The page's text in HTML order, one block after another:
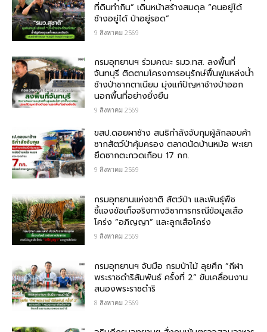
ที่ดินทำกิน” เดินหน้าสร้างสมดุล “คนอยู่ได้
ช้างอยู่ได้ ป่าอยู่รอด”
9 สิงหาคม 2569
กรมอุทยานฯ ร่วมคณะ รมว.ทส. ลงพื้นที่
จันทบุรี ติดตามโครงการอนุรักษ์ฟื้นฟูแหล่งน้ำ
ช้างป่าชากตาเนียม มุ่งแก้ปัญหาช้างป่าออก
นอกพื้นที่อย่างยั่งยืน
9 สิงหาคม 2569
ขสป.ดอยผาช้าง สนธิกำลังจับกุมผู้ลักลอบค้า
ซากสัตว์ป่าคุ้มครอง ตลาดนัดบ้านหม้อ พะเยา
ยึดซากตะกวดเกือบ 17 กก.
9 สิงหาคม 2569
กรมอุทยานแห่งชาติ สัตว์ป่า และพันธุ์พืช​
ชี้แจงข้อเท็จจริงทางวิชาการกรณีข้อมูลเสือ
โคร่ง “อภิญญา” และลูกเสือโคร่ง
9 สิงหาคม 2569
กรมอุทยานฯ จับมือ กรมป่าไม้ ลุยศึก “กีฬา
พระราชดำริสัมพันธ์ ครั้งที่ 2” ขับเคลื่อนงาน
สนองพระราชดำริ
8 สิงหาคม 2569